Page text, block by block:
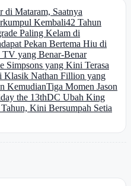
Mataram, Saatnya
Kembali42 Tahun
Paling Kelam di
Pekan Bertema Hiu di
TV yang Benar-Benar
Simpsons yang Kini Terasa
Klasik Nathan Fillion yang
KemudianTiga Momen Jason
the 13thDC Ubah King
Kini Bersumpah Setia